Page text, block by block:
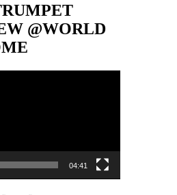
@WORLD
04:41